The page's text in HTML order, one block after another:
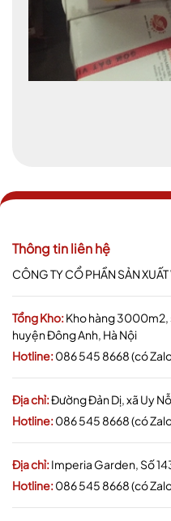
Thông tin liên hệ
CÔNG TY CỔ PHẦN SẢN
Tổng Kho:Kho hàng 3000m2,
huyện Đông Anh, Hà Nội
Hotline:086 545 8668 (có
Địa chỉ:Đường Đản Dị, xã Uy
Hotline:086 545 8668 (có
Địa chỉ:Imperia Garden, Số
Hotline:086 545 8668 (có